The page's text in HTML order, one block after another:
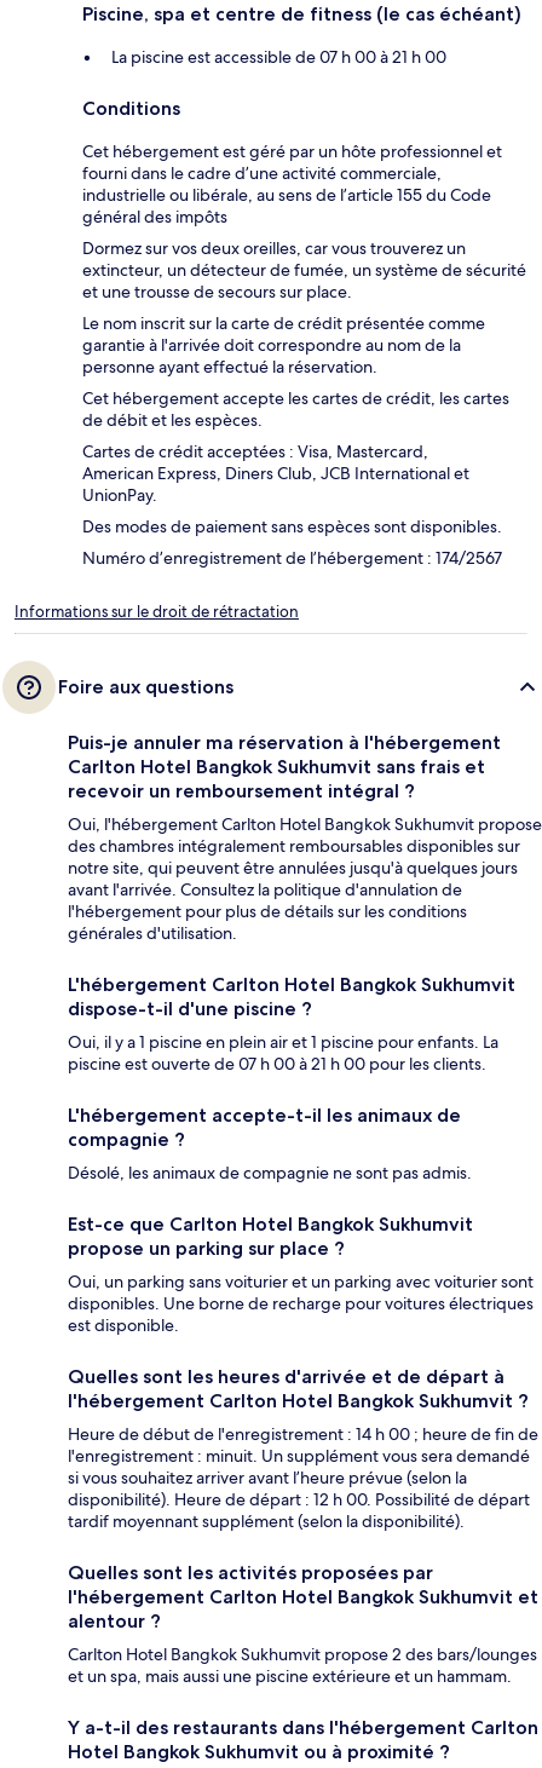
Piscine, spa et centre de fitness (le cas échéant)
La piscine est accessible de 07 h 00 à 21 h 00
Conditions
Cet hébergement est géré par un hôte professionnel et
fourni dans le cadre d’une activité commerciale,
industrielle ou libérale, au sens de l’article 155 du Code
général des impôts
Dormez sur vos deux oreilles, car vous trouverez un
extincteur, un détecteur de fumée, un système de sécurité
et une trousse de secours sur place.
Le nom inscrit sur la carte de crédit présentée comme
garantie à l'arrivée doit correspondre au nom de la
personne ayant effectué la réservation.
Cet hébergement accepte les cartes de crédit, les cartes
de débit et les espèces.
Cartes de crédit acceptées : Visa, Mastercard,
American Express, Diners Club, JCB International et
UnionPay.
Des modes de paiement sans espèces sont disponibles.
Numéro d’enregistrement de l’hébergement : 174/2567
Informations sur le droit de rétractation
Foire aux questions
Puis-je annuler ma réservation à l'hébergement
Carlton Hotel Bangkok Sukhumvit sans frais et
recevoir un remboursement intégral ?
Oui, l'hébergement Carlton Hotel Bangkok Sukhumvit propose
des chambres intégralement remboursables disponibles sur
notre site, qui peuvent être annulées jusqu'à quelques jours
avant l'arrivée. Consultez la politique d'annulation de
l'hébergement pour plus de détails sur les conditions
générales d'utilisation.
L'hébergement Carlton Hotel Bangkok Sukhumvit
dispose-t-il d'une piscine ?
Oui, il y a 1 piscine en plein air et 1 piscine pour enfants. La
piscine est ouverte de 07 h 00 à 21 h 00 pour les clients.
L'hébergement accepte-t-il les animaux de
compagnie ?
Désolé, les animaux de compagnie ne sont pas admis.
Est-ce que Carlton Hotel Bangkok Sukhumvit
propose un parking sur place ?
Oui, un parking sans voiturier et un parking avec voiturier sont
disponibles. Une borne de recharge pour voitures électriques
est disponible.
Quelles sont les heures d'arrivée et de départ à
l'hébergement Carlton Hotel Bangkok Sukhumvit ?
Heure de début de l'enregistrement : 14 h 00 ; heure de fin de
l'enregistrement : minuit. Un supplément vous sera demandé
si vous souhaitez arriver avant l’heure prévue (selon la
disponibilité). Heure de départ : 12 h 00. Possibilité de départ
tardif moyennant supplément (selon la disponibilité).
Quelles sont les activités proposées par
l'hébergement Carlton Hotel Bangkok Sukhumvit et
alentour ?
Carlton Hotel Bangkok Sukhumvit propose 2 des bars/lounges
et un spa, mais aussi une piscine extérieure et un hammam.
Y a-t-il des restaurants dans l'hébergement Carlton
Hotel Bangkok Sukhumvit ou à proximité ?